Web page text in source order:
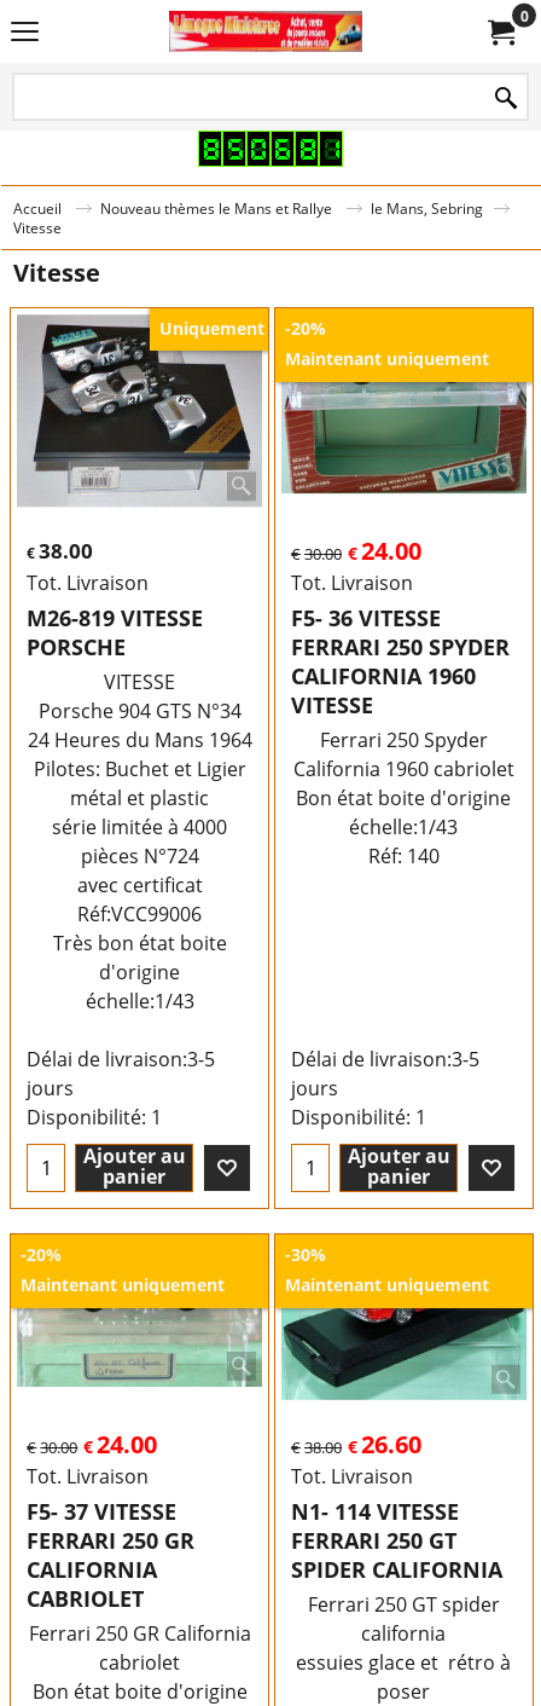
0
Accueil Nouveau thèmes le Mans et Rallye
le Mans, Sebring
Vitesse
Vitesse
Uniquement
€38.00
Tot. Livraison
M26-819 VITESSE
PORSCHE
VITESSE
Porsche 904 GTS N°34
24 Heures du Mans 1964
Pilotes: Buchet et Ligier
métal et plastic
série limitée à 4000
pièces N°724
avec certificat
Réf:VCC99006
Très bon état boite
d'origine
échelle:1/43
Délai de livraison:3-5
jours
Disponibilité: 1
Ajouter au
panier
-20%
Maintenant uniquement
€30.00 €24.00
Tot. Livraison
F5- 36 VITESSE
FERRARI 250 SPYDER
CALIFORNIA 1960
VITESSE
Ferrari 250 Spyder
California 1960 cabriolet
Bon état boite d'origine
échelle:1/43
Réf: 140
Délai de livraison:3-5
jours
Disponibilité: 1
Ajouter au
panier
-20%
Maintenant uniquement
€30.00 €24.00
Tot. Livraison
F5- 37 VITESSE
FERRARI 250 GR
CALIFORNIA
CABRIOLET
Ferrari 250 GR California
cabriolet
Bon état boite d'origine
-30%
Maintenant uniquement
€38.00 €26.60
Tot. Livraison
N1- 114 VITESSE
FERRARI 250 GT
SPIDER CALIFORNIA
Ferrari 250 GT spider
california
essuies glace et rétro à
poser